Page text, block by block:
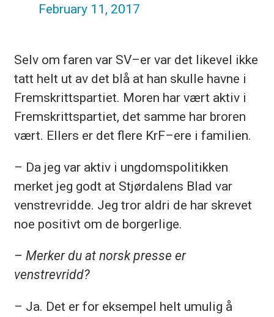
February 11, 2017
Selv om faren var SV–er var det likevel ikke
tatt helt ut av det blå at han skulle havne i
Fremskrittspartiet. Moren har vært aktiv i
Fremskrittspartiet, det samme har broren
vært. Ellers er det flere KrF–ere i familien.
– Da jeg var aktiv i ungdomspolitikken
merket jeg godt at Stjørdalens Blad var
venstrevridde. Jeg tror aldri de har skrevet
noe positivt om de borgerlige.
– Merker du at norsk presse er
venstrevridd?
– Ja. Det er for eksempel helt umulig å